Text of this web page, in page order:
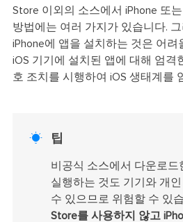
Store 이외의 소스에서 iPhone 또
방법에는 여러 가지가 있습니다.
iPhone에 앱을 설치하는 것은 어려
iOS 기기에 설치된 앱에 대해 엄격
호 조치를 시행하여 iOS 생태계를
 팁
비공식 소스에서 다운로드
실행하는 것도 기기와 개
수 있으므로 위험할 수 있
Store를 사용하지 않고